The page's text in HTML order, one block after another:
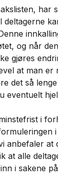
har
og når
gjøres
at man er
det så
eventuelt
i
anbefaler at
at alle
i sakene